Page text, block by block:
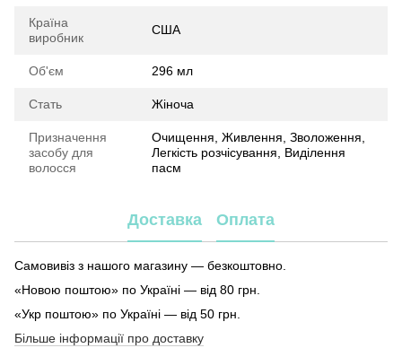
Країна
виробник
США
Об'єм 296 мл
Стать Жіноча
Призначення
засобу для
волосся
Очищення, Живлення, Зволоження,
Легкість розчісування, Виділення
пасм
Доставка Оплата
Самовивіз з нашого магазину — безкоштовно.
«Новою поштою» по Україні — від 80 грн.
«Укр поштою» по Україні — від 50 грн.
Більше інформації про доставку